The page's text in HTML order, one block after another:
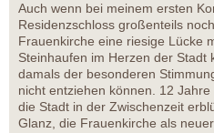
Auch wenn bei meinem ersten
Residenzschloss großenteils
Frauenkirche eine riesige Lücke
Steinhaufen im Herzen der Stadt
damals der besonderen
nicht entziehen können. 12
die Stadt in der Zwischenzeit
Glanz, die Frauenkirche als